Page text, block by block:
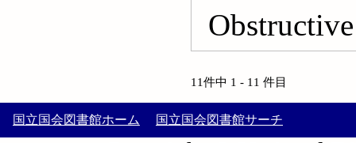
Obstructive
11件中 1 - 11 件目
国立国会図書館ホーム 国立国会図書館サーチ